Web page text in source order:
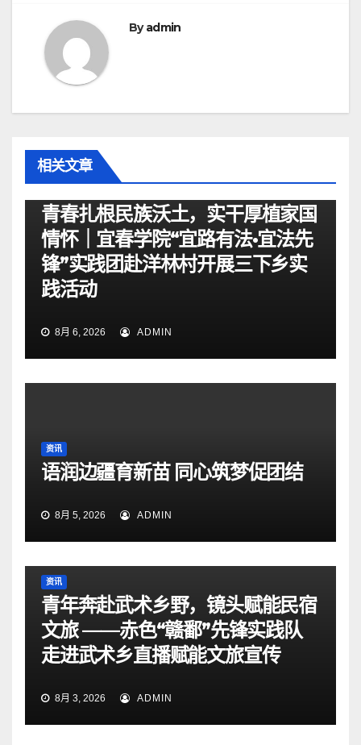
Byadmin
相关文章
青春扎根民族沃土，实干厚植家国
情怀｜宜春学院“宜路有法•宜法先
锋”实践团赴洋林村开展三下乡实
践活动
8月 6, 2026 ADMIN
资讯
语润边疆育新苗 同心筑梦促团结
8月 5, 2026 ADMIN
资讯
青年奔赴武术乡野，镜头赋能民宿
文旅 ——赤色“赣鄱”先锋实践队
走进武术乡直播赋能文旅宣传
8月 3, 2026 ADMIN